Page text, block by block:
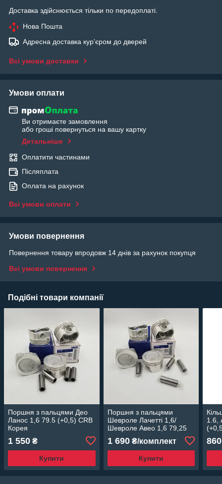
Доставка здійснюється тільки по передоплаті.
Нова Пошта
Адресна доставка курʼєром до дверей
Всі умови доставки
Умови оплати
Ви отримаєте замовлення
або гроші повернуться на вашу картку
Детальніше
Оплатити частинами
Післяплата
Оплата на рахунок
Всі умови оплати
Умови повернення
Повернення товару впродовж 14 днів за рахунок покупця
Всі умови повернення
Подібні товари компанії
Поршня з пальцями Део
Ланос 1,6 79.5 (+0,5) CRB
Корея
1 550 ₴
Купити
Поршня з пальцями
Шевроле Лачетті 1,6/
Шевроле Авео 1,6 79,25
1 690₴/комплект
Купити
1.6,
860